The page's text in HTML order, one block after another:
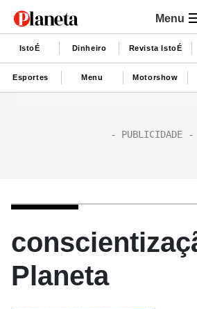
Menu
IstoÉ Dinheiro Revista IstoÉ
Esportes Menu Motorshow
Planeta